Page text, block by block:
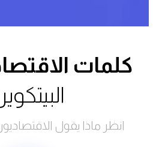
كلمات
انظر ماذا يقول